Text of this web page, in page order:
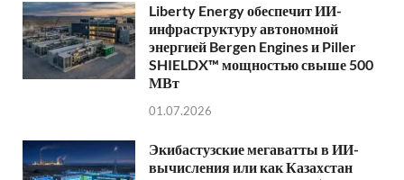
Liberty Energy обеспечит ИИ-
инфраструктуру автономной
энергией Bergen Engines и Piller
SHIELDX™ мощностью свыше 500
МВт
01.07.2026
Экибастузские мегаватты в ИИ-
вычисления или как Казахстан